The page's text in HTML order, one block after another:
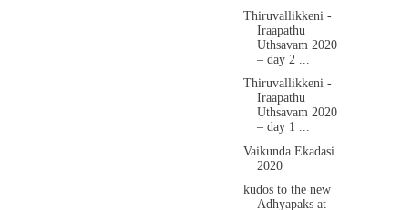
Thiruvallikkeni -
Iraapathu
Uthsavam 2020
– day 2 ...
Thiruvallikkeni -
Iraapathu
Uthsavam 2020
– day 1 ...
Vaikunda Ekadasi
2020
kudos to the new
Adhyapaks at